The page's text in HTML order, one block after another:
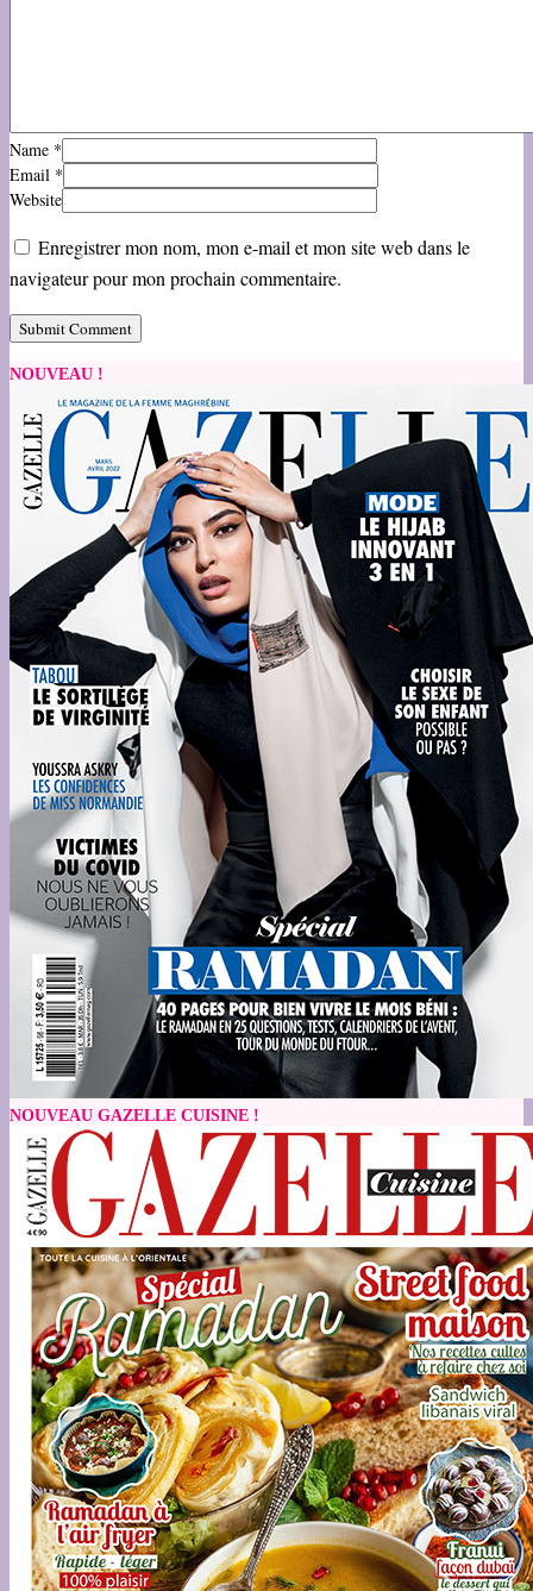
Name *
Email *
Website
Enregistrer mon nom, mon e-mail et mon site web dans le
navigateur pour mon prochain commentaire.
NOUVEAU !
NOUVEAU GAZELLE CUISINE !